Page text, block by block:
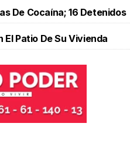
De Cocaína; 16 Detenidos
El Patio De Su Vivienda